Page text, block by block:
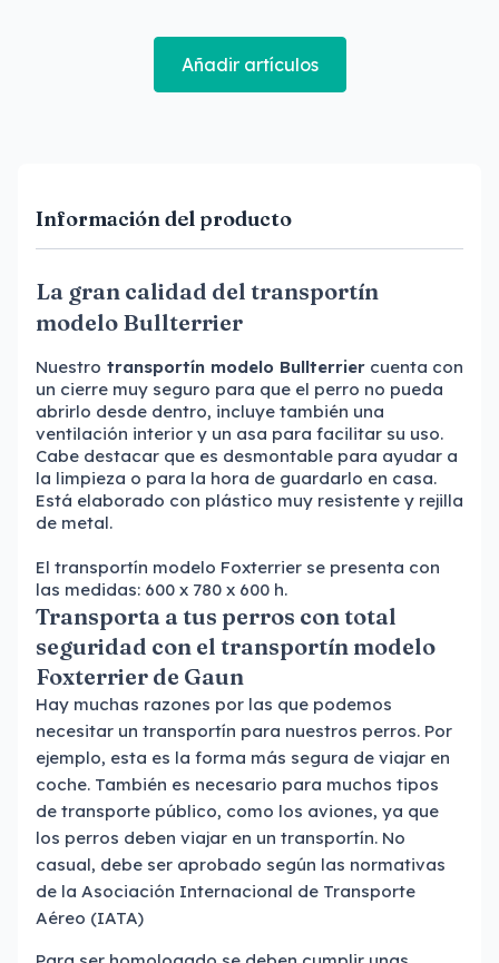
Añadir artículos
Información del producto
La gran calidad del transportín
modelo Bullterrier
Nuestro transportín modelo Bullterrier cuenta con
un cierre muy seguro para que el perro no pueda
abrirlo desde dentro, incluye también una
ventilación interior y un asa para facilitar su uso.
Cabe destacar que es desmontable para ayudar a
la limpieza o para la hora de guardarlo en casa.
Está elaborado con plástico muy resistente y rejilla
de metal.
El transportín modelo Foxterrier se presenta con
las medidas: 600 x 780 x 600 h.
Transporta a tus perros con total
seguridad con el transportín modelo
Foxterrier de Gaun
Hay muchas razones por las que podemos
necesitar un transportín para nuestros perros. Por
ejemplo, esta es la forma más segura de viajar en
coche. También es necesario para muchos tipos
de transporte público, como los aviones, ya que
los perros deben viajar en un transportín. No
casual, debe ser aprobado según las normativas
de la Asociación Internacional de Transporte
Aéreo (IATA)